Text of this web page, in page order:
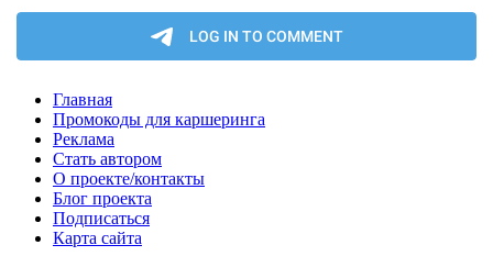
Главная
Промокоды для каршеринга
Реклама
Стать автором
О проекте/контакты
Блог проекта
Подписаться
Карта сайта